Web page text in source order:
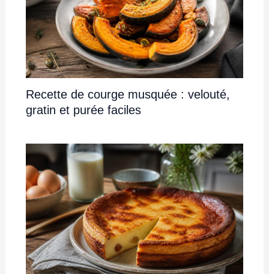
Recette de courge musquée : velouté,
gratin et purée faciles